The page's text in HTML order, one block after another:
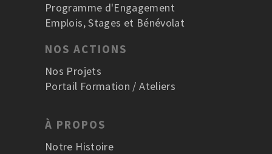
Programme d'Engagement
Emplois, Stages et Bénévolat
NOS ACTIONS
Nos Projets
Portail Formation / Ateliers
À PROPOS
Notre Histoire